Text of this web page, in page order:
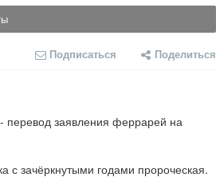
Подписаться Поделиться
заявления феррарей на
зачёркнутыми годами пророческая.